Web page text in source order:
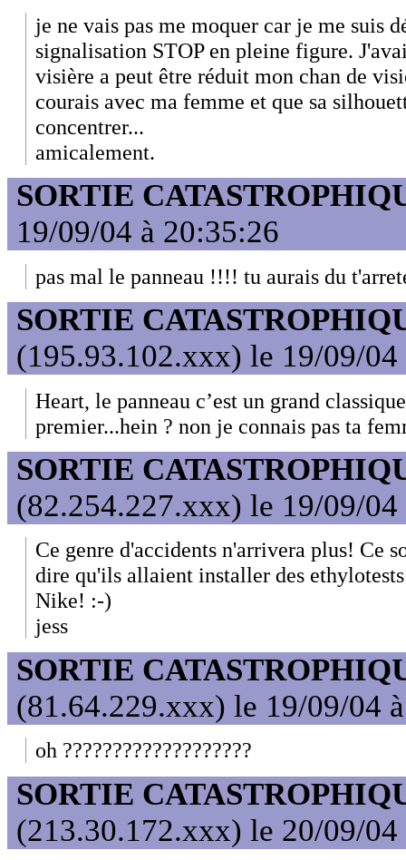
je ne vais pas me moquer car je me suis
signalisation STOP en pleine figure.
visière a peut être réduit mon chan de
courais avec ma femme et que sa
concentrer...
amicalement.
SORTIE
19/09/04 à 20:35:26
pas mal le panneau !!!! tu aurais du
SORTIE
(195.93.102.xxx) le 19/09/04
Heart, le panneau c’est un grand
premier...hein ? non je connais pas ta
SORTIE
(82.254.227.xxx) le 19/09/04
Ce genre d'accidents n'arrivera plus! Ce
dire qu'ils allaient installer des
Nike! :-)
jess
SORTIE
(81.64.229.xxx) le 19/09/04
oh ???????????????????
SORTIE
(213.30.172.xxx) le 20/09/04